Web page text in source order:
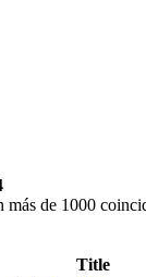
más de 1000
Title